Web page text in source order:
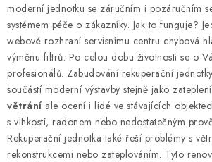
ODVLHČOVAČE
ZVLHČOVAČE VZDUCHU PRŮMYSLOVÉ
NAHŘÍVACÍ POLŠTÁŘEK S LÁVOVÝM
VÝPRODEJ
moderní jednotku se záručním i pozáručním
systémem péče o zákazníky. Jak to funguje?
webové rozhraní servisnímu centru chybová
výměnu filtrů. Po celou dobu životnosti se o
profesionálů. Zabudování rekuperační
součástí moderní výstavby stejně jako
větrání ale ocení i lidé ve stávajících
s vlhkostí, radonem nebo nedostatečným
Rekuperační jednotka také řeší problémy s
rekonstrukcemi nebo zateplováním. Tyto